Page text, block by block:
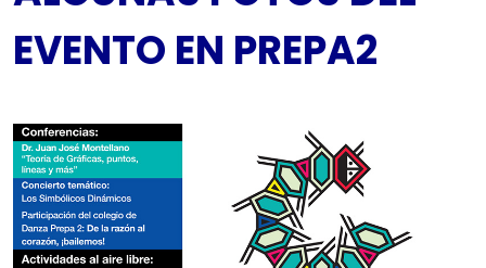
EVENTO EN PREPA2